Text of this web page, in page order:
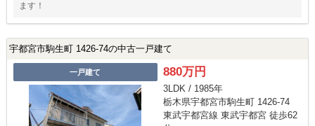
ます！
宇都宮市駒生町 1426-74の中古一戸建て
一戸建て 880万円
3LDK / 1985年
栃木県宇都宮市駒生町 1426-74
東武宇都宮線 東武宇都宮 徒歩62